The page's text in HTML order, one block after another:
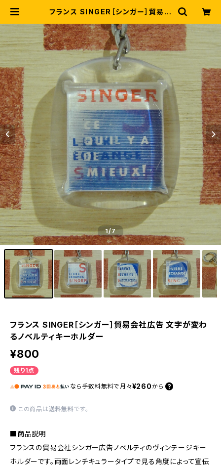
フランス SINGER［シンガー］貿易会
ホルダー | レトロ キーホルダーKEY
SMILEY COM
1/7
フランス SINGER［シンガー］貿易会社広告 文字が変わ
るノベルティキーホルダー
¥800
残り1点
なら 手数料無料で 月々¥260 から
この商品は送料無料です。
■商品説明
フランスの貿易会社シンガー広告ノベルティのヴィンテージキー
ホルダーです。両面レンチキュラータイプで見る角度によって宣伝